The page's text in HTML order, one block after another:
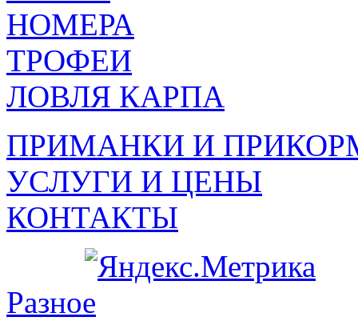
НОМЕРА
ТРОФЕИ
ЛОВЛЯ КАРПА
ПРИМАНКИ И
УСЛУГИ И ЦЕНЫ
КОНТАКТЫ
Разное